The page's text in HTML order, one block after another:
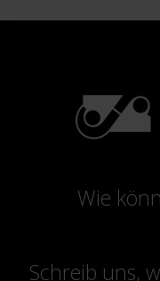
Wie
Schreib uns,